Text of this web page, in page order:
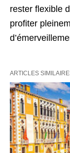
rester flexible
profiter
ARTICLES